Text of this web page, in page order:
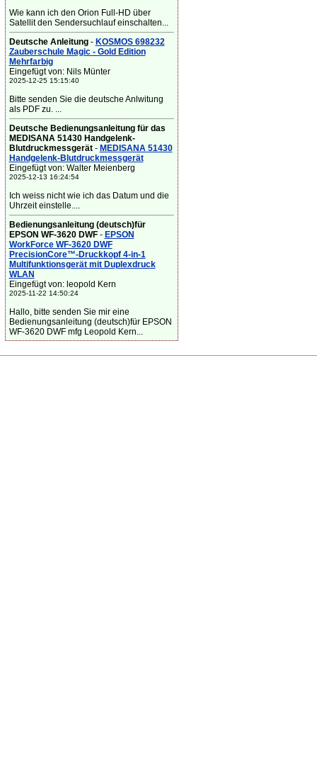
Wie kann ich den Orion Full-HD über
Satellit den Sendersuchlauf einschalten...
Deutsche Anleitung- KOSMOS 698232
Zauberschule Magic - Gold Edition
Mehrfarbig
Eingefügt von: Nils Münter
2025-12-25 15:15:40
Bitte senden Sie die deutsche Anlwitung
als PDF zu. ...
Deutsche Bedienungsanleitung für das
MEDISANA 51430 Handgelenk-
Blutdruckmessgerät- MEDISANA 51430
Handgelenk-Blutdruckmessgerät
Eingefügt von: Walter Meienberg
2025-12-13 16:24:54
Ich weiss nicht wie ich das Datum und die
Uhrzeit einstelle....
Bedienungsanleitung (deutsch)für
EPSON WF-3620 DWF- EPSON
WorkForce WF-3620 DWF
PrecisionCore™-Druckkopf 4-in-1
Multifunktionsgerät mit Duplexdruck
WLAN
Eingefügt von: leopold Kern
2025-11-22 14:50:24
Hallo, bitte senden Sie mir eine
Bedienungsanleitung (deutsch)für EPSON
WF-3620 DWF mfg Leopold Kern...